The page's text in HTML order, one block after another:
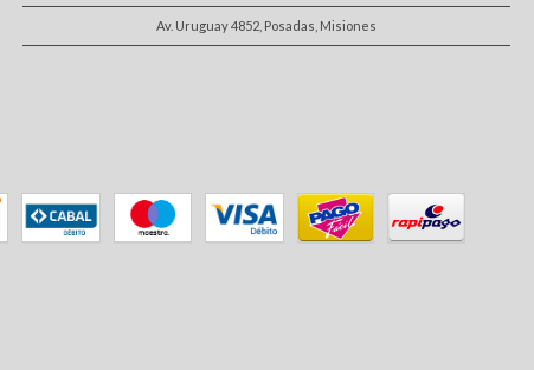
Av. Uruguay 4852, Posadas, Misiones